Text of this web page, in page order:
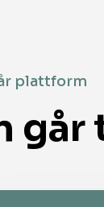
plattform
går